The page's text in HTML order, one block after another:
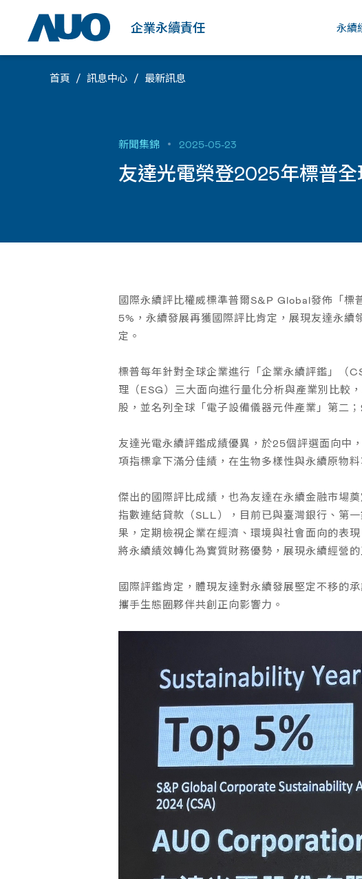
企業永續責任 永續
首頁 訊息中心 最新訊息
新聞集錦 2025-05-23
友達光電榮登2025年標普
國際永續評比權威標準普爾S&P Global發佈「
5%，永續發展再獲國際評比肯定，展現友達永續
定。
標普每年針對全球企業進行「企業永續評鑑」
理（ESG）三大面向進行量化分析與產業別比較
股，並名列全球「電子設備儀器元件產業」第二
友達光電永續評鑑成績優異，於25個評選面向中
項指標拿下滿分佳績，在生物多樣性與永續原物
傑出的國際評比成績，也為友達在永續金融市場
指數連結貸款（SLL），目前已與臺灣銀行、第
果，定期檢視企業在經濟、環境與社會面向的表
將永續績效轉化為實質財務優勢，展現永續經營的
國際評鑑肯定，體現友達對永續發展堅定不移的
攜手生態圈夥伴共創正向影響力。